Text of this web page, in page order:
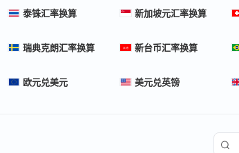
泰铢汇率换算 新加坡元汇率换算
瑞典克朗汇率换算 新台币汇率换算
欧元兑美元 美元兑英镑